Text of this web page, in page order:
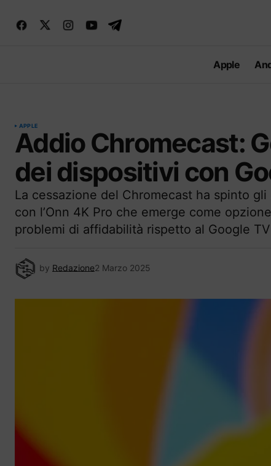
Apple
APPLE
Addio Chromecast:
dei dispositivi con
La cessazione del Chromecast ha spinto
con l’Onn 4K Pro che emerge come
problemi di affidabilità rispetto al Google
by Redazione2 Marzo 2025